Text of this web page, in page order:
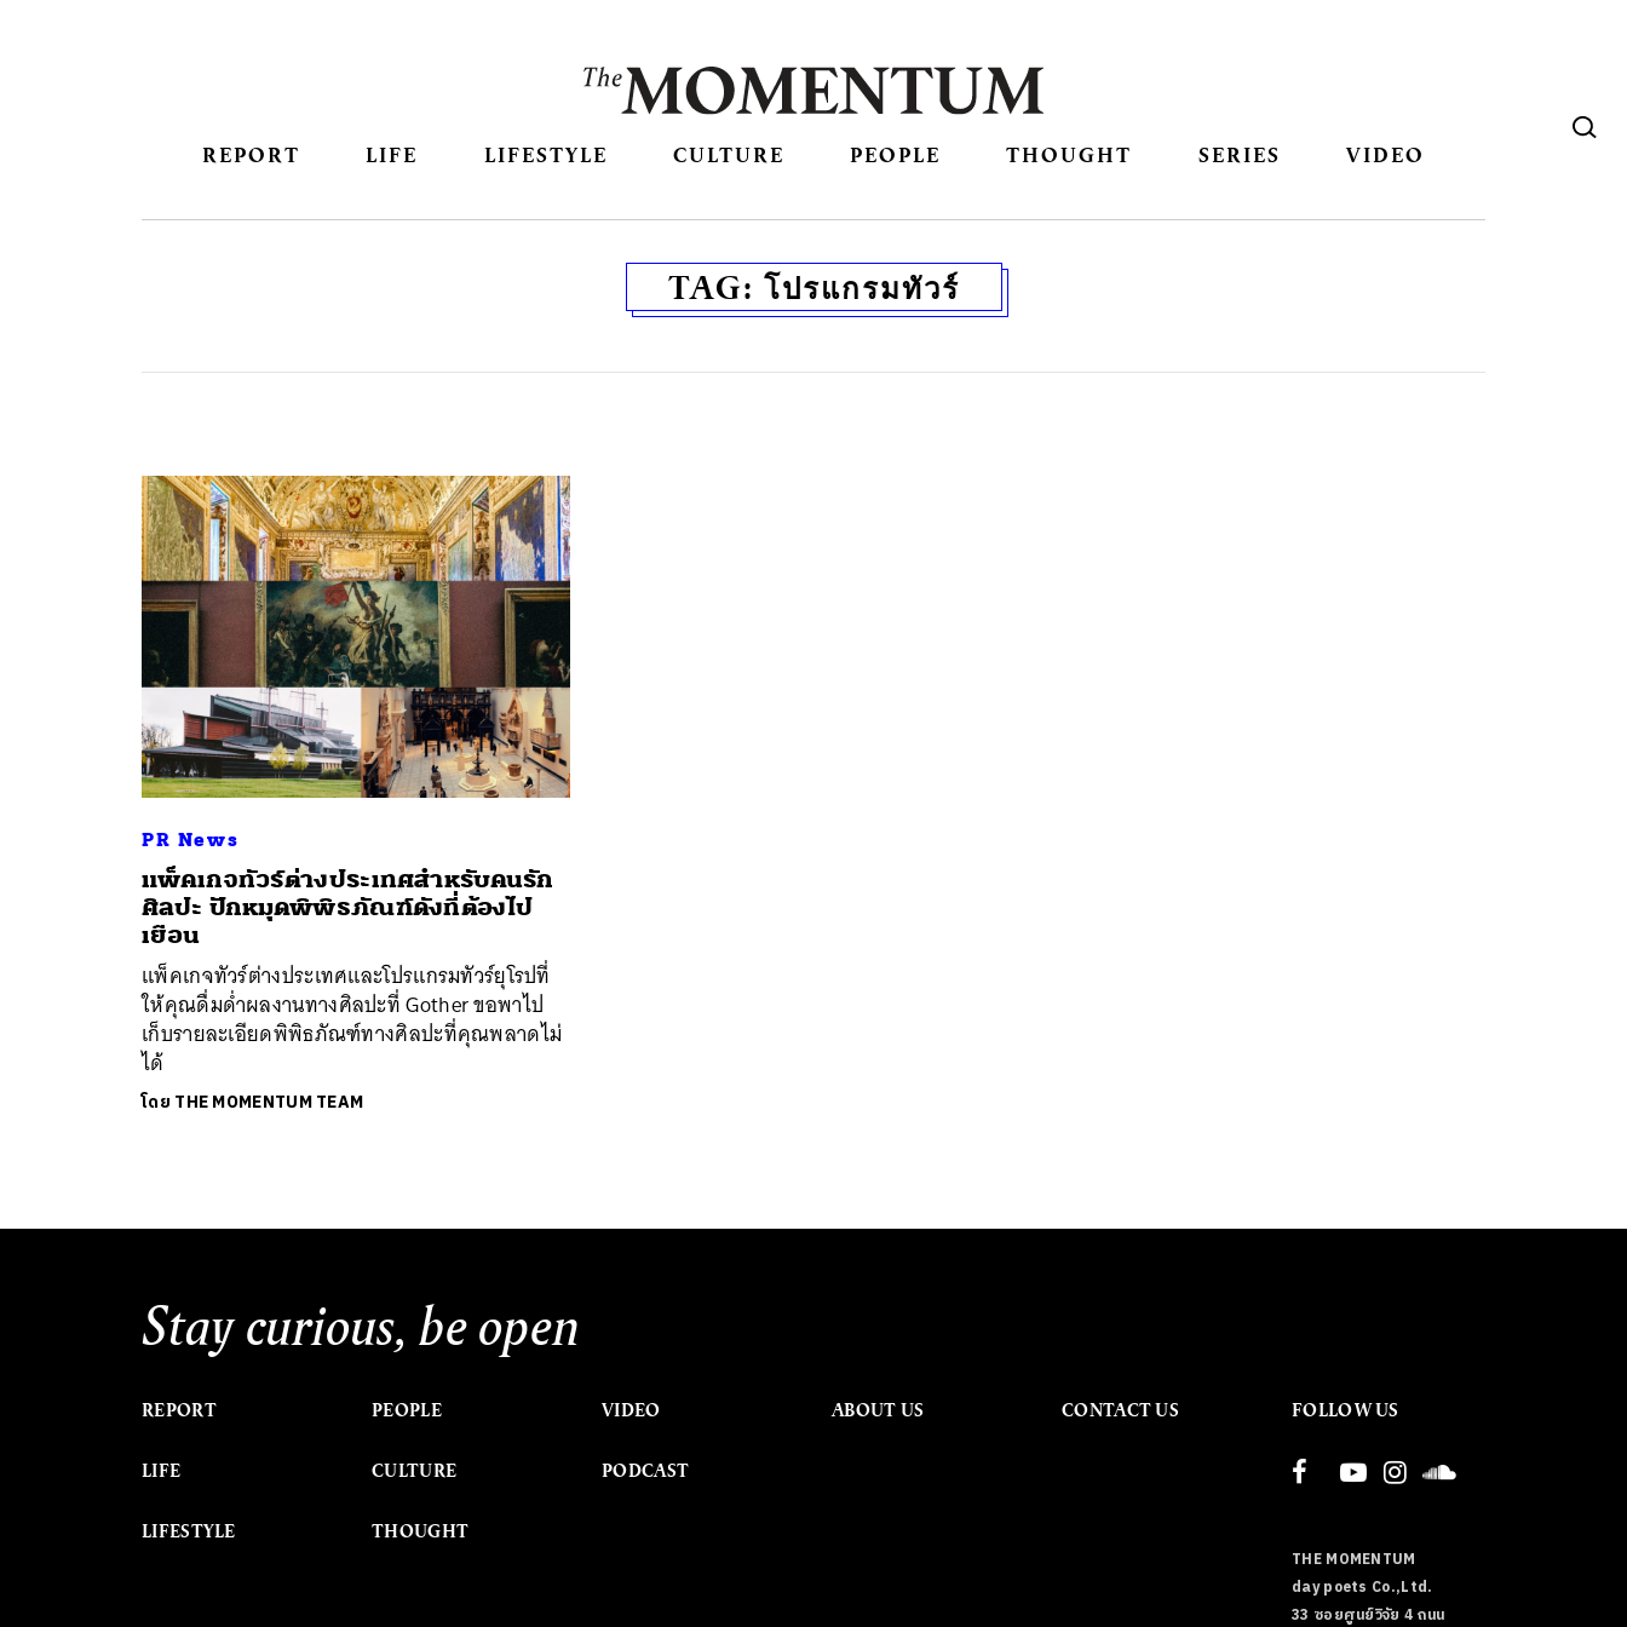
REPORT LIFE LIFESTYLE CULTURE PEOPLE THOUGHT SERIES VIDEO
TAG: โปรแกรมทัวร์
PR News
แพ็คเกจทัวร์ต่างประเทศสำหรับคนรัก
ศิลปะ ปักหมุดพิพิธภัณฑ์ดังที่ต้องไป
เยือน
แพ็คเกจทัวร์ต่างประเทศและโปรแกรมทัวร์ยุโรปที่
ให้คุณดื่มด่ำผลงานทางศิลปะที่ Gother ขอพาไป
เก็บรายละเอียดพิพิธภัณฑ์ทางศิลปะที่คุณพลาดไม่
ได้
โดย THE MOMENTUM TEAM
Stay curious, be open
REPORT
LIFE
LIFESTYLE
PEOPLE
CULTURE
THOUGHT
VIDEO
PODCAST
ABOUT US CONTACT US FOLLOW US
THE MOMENTUM
day poets Co.,Ltd.
33 ซอยศูนย์วิจัย 4 ถนน
ค้นหา